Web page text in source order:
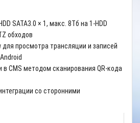
SATA3.0 × 1, макс. 8Тб на 1-HDD
обходов
для просмотра трансляции и записей
CMS методом сканирования QR-кода
со сторонними